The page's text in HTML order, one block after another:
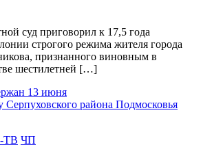
суд приговорил к 17,5 года
строгого режима жителя города
признанного виновным в
шестилетней […]
Серпуховского района Подмосковья
ТВ ЧП